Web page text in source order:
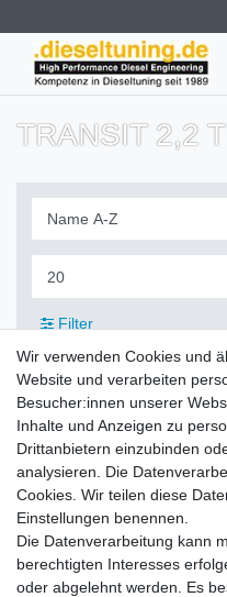
TRANSIT 2,2
Filter
Zahlung und Versand
Wir verwenden Cookies und
Website und verarbeiten
Besucher:innen unserer
Inhalte und Anzeigen zu
Drittanbietern einzubinden
analysieren. Die
Cookies. Wir teilen diese
Einstellungen benennen.
Die Datenverarbeitung kann
berechtigten Interesses
oder abgelehnt werden. Es